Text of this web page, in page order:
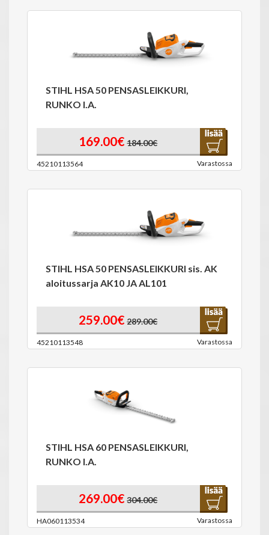
STIHL HSA 50 PENSASLEIKKURI,
RUNKO I.A.
169.00€ 184.00€
45210113564 Varastossa
STIHL HSA 50 PENSASLEIKKURI sis. AK
aloitussarja AK10 JA AL101
259.00€ 289.00€
45210113548 Varastossa
STIHL HSA 60 PENSASLEIKKURI,
RUNKO I.A.
269.00€ 304.00€
HA060113534 Varastossa